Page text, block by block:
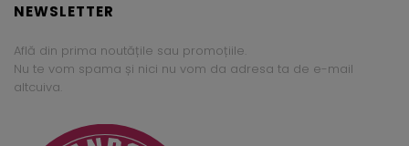
NEWSLETTER
Află din prima noutățile sau promoțiile.
Nu te vom spama și nici nu vom da adresa ta de e-mail
altcuiva.